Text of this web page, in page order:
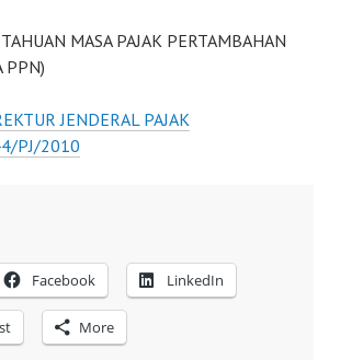
MASA PAJAK PERTAMBAHAN
PPN)
JENDERAL PAJAK
PJ/2010
Facebook LinkedIn
More